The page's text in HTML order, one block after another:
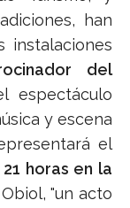
han
instalaciones
del
espectáculo
y escena
el
horas en la
"un acto